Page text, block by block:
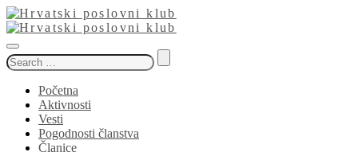
Search
for:
Početna
Aktivnosti
Vesti
Pogodnosti članstva
Članice